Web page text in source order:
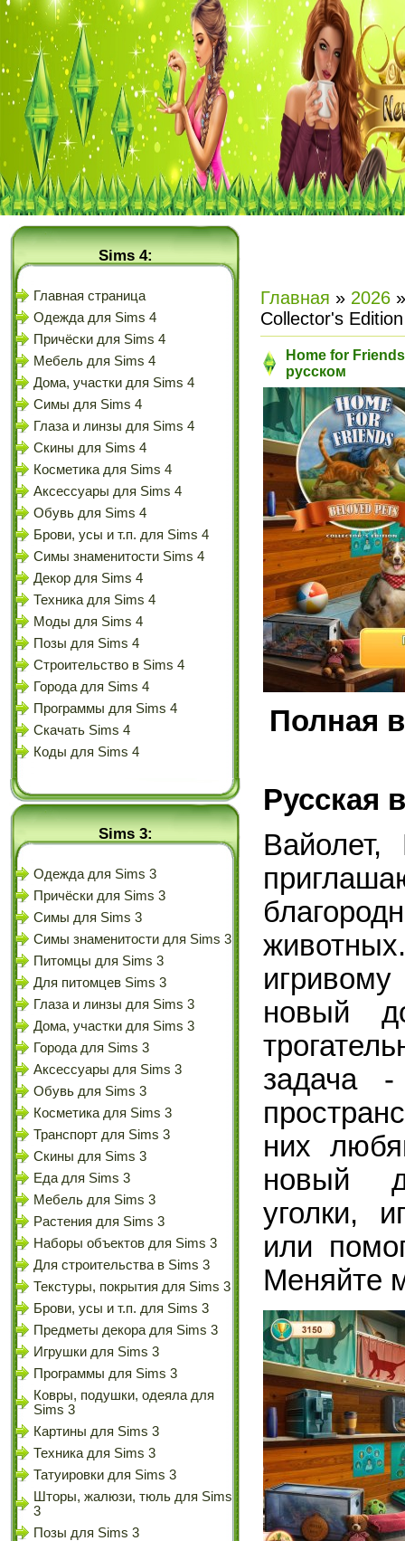
Sims 4:
Главная страница
Одежда для Sims 4
Причёски для Sims 4
Мебель для Sims 4
Дома, участки для Sims 4
Симы для Sims 4
Глаза и линзы для Sims 4
Скины для Sims 4
Косметика для Sims 4
Аксессуары для Sims 4
Обувь для Sims 4
Брови, усы и т.п. для Sims 4
Симы знаменитости Sims 4
Декор для Sims 4
Техника для Sims 4
Моды для Sims 4
Позы для Sims 4
Строительство в Sims 4
Города для Sims 4
Программы для Sims 4
Скачать Sims 4
Коды для Sims 4
Sims 3:
Одежда для Sims 3
Причёски для Sims 3
Симы для Sims 3
Симы знаменитости для Sims 3
Питомцы для Sims 3
Для питомцев Sims 3
Глаза и линзы для Sims 3
Дома, участки для Sims 3
Города для Sims 3
Аксессуары для Sims 3
Обувь для Sims 3
Косметика для Sims 3
Транспорт для Sims 3
Скины для Sims 3
Еда для Sims 3
Мебель для Sims 3
Растения для Sims 3
Наборы объектов для Sims 3
Для строительства в Sims 3
Текстуры, покрытия для Sims 3
Брови, усы и т.п. для Sims 3
Предметы декора для Sims 3
Игрушки для Sims 3
Программы для Sims 3
Ковры, подушки, одеяла для
Sims 3
Картины для Sims 3
Техника для Sims 3
Татуировки для Sims 3
Шторы, жалюзи, тюль для Sims
3
Позы для Sims 3
Главная » 2026 »
Collector's
Home for
русском
Полная
Русская
новый
задача
них
новый
уголки,
или
Меняйте